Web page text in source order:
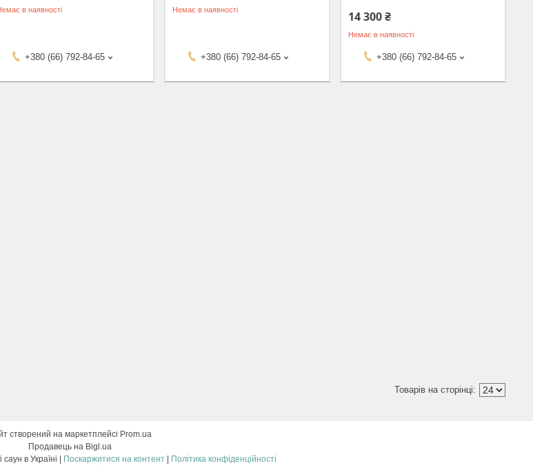
в наявності
+380 (66) 792-84-65
Немає в наявності
+380 (66) 792-84-65
14 300 ₴
Немає в наявності
+380 (66) 792-84-65
створений на маркетплейсі Prom.ua
Продавець на Bigl.ua
Поскаржитися на контент
Політика конфіденційності